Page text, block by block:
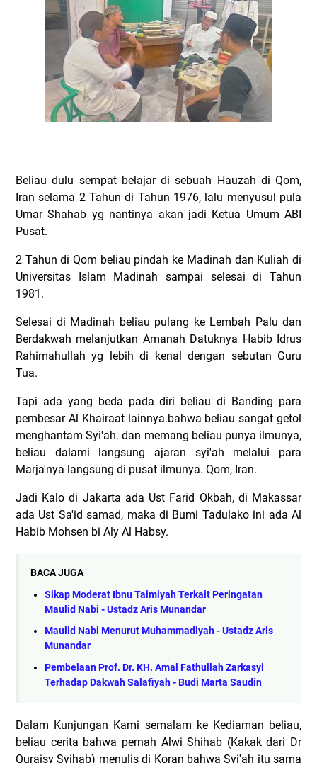
Beliau dulu sempat belajar di sebuah Hauzah di Qom,
Iran selama 2 Tahun di Tahun 1976, lalu menyusul pula
Umar Shahab yg nantinya akan jadi Ketua Umum ABI
Pusat.
2 Tahun di Qom beliau pindah ke Madinah dan Kuliah di
Universitas Islam Madinah sampai selesai di Tahun
1981.
Selesai di Madinah beliau pulang ke Lembah Palu dan
Berdakwah melanjutkan Amanah Datuknya Habib Idrus
Rahimahullah yg lebih di kenal dengan sebutan Guru
Tua.
Tapi ada yang beda pada diri beliau di Banding para
pembesar Al Khairaat lainnya.bahwa beliau sangat getol
menghantam Syi'ah. dan memang beliau punya ilmunya,
beliau dalami langsung ajaran syi'ah melalui para
Marja'nya langsung di pusat ilmunya. Qom, Iran.
Jadi Kalo di Jakarta ada Ust Farid Okbah, di Makassar
ada Ust Sa'id samad, maka di Bumi Tadulako ini ada Al
Habib Mohsen bi Aly Al Habsy.
BACA JUGA
Sikap Moderat Ibnu Taimiyah Terkait Peringatan
Maulid Nabi - Ustadz Aris Munandar
Maulid Nabi Menurut Muhammadiyah - Ustadz Aris
Munandar
Pembelaan Prof. Dr. KH. Amal Fathullah Zarkasyi
Terhadap Dakwah Salafiyah - Budi Marta Saudin
Dalam Kunjungan Kami semalam ke Kediaman beliau,
beliau cerita bahwa pernah Alwi Shihab (Kakak dari Dr
Quraisy Syihab) menulis di Koran bahwa Syi'ah itu sama